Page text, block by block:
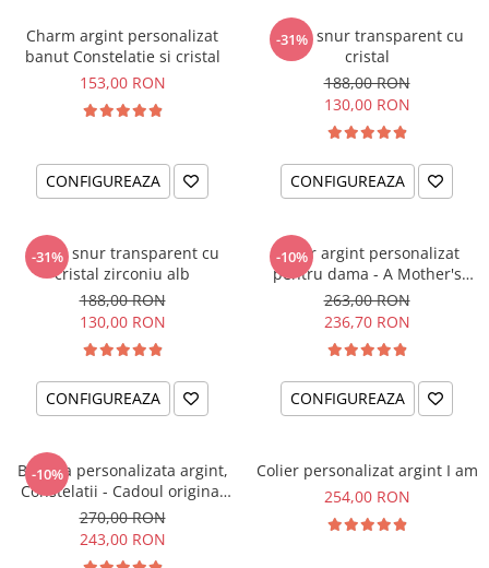
Charm argint personalizat
banut Constelatie si cristal
153,00 RON
CONFIGUREAZA
-31%
Colier snur transparent cu
cristal
188,00 RON
130,00 RON
CONFIGUREAZA
-31%
Colier snur transparent cu
cristal zirconiu alb
188,00 RON
130,00 RON
CONFIGUREAZA
-10%
Colier argint personalizat
pentru dama - A Mother's
Love
263,00 RON
236,70 RON
CONFIGUREAZA
-10%
Bratara personalizata argint,
Constelatii - Cadoul original
pentru sora sau prietena ta
270,00 RON
243,00 RON
Colier personalizat argint I am
254,00 RON